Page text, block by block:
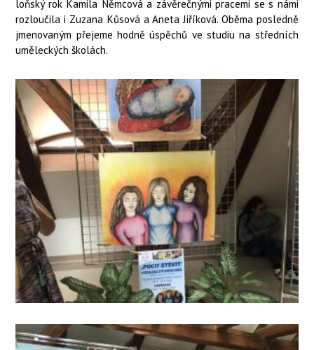
loňský rok Kamila Němcová a závěrečnými pracemi se s námi
rozloučila i Zuzana Kůsová a Aneta Jiříková. Oběma posledně
jmenovaným přejeme hodně úspěchů ve studiu na středních
uměleckých školách.